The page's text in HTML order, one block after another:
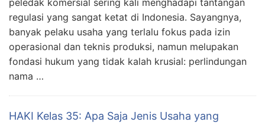
regulasi yang sangat ketat di Indonesia. Sayangnya,
banyak pelaku usaha yang terlalu fokus pada izin
operasional dan teknis produksi, namun melupakan
fondasi hukum yang tidak kalah krusial: perlindungan
nama …
HAKI Kelas 35: Apa Saja Jenis Usaha yang